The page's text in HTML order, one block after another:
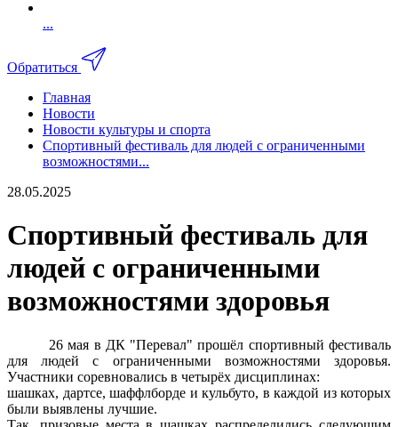
...
Обратиться
Главная
Новости
Новости культуры и спорта
Спортивный фестиваль для людей с ограниченными
возможностями...
28.05.2025
Спортивный фестиваль для
людей с ограниченными
возможностями здоровья
26 мая в ДК "Перевал" прошёл спортивный фестиваль
для людей с ограниченными возможностями здоровья.
Участники соревновались в четырёх дисциплинах:
шашках, дартсе, шаффлборде и кульбуто, в каждой из которых
были выявлены лучшие.